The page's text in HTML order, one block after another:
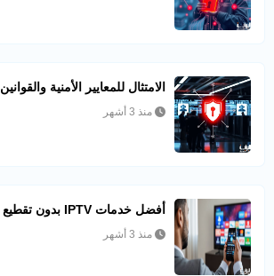
الامتثال للمعايير الأمنية والقوانين
منذ 3 أشهر
أفضل خدمات IPTV بدون تقطيع في عام 2026
منذ 3 أشهر